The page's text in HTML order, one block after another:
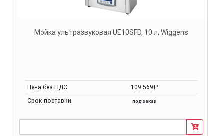
Мойка ультразвуковая UE10SFD, 10 л, Wiggens
Цена без НДС
109 569₽
Срок поставки
под заказ